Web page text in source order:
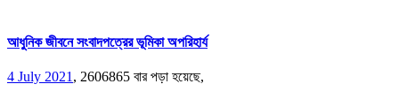
আধুনিক জীবনে সংবাদপত্রের ভূমিকা অপরিহার্য
4 July 2021 , 2606865 বার পড়া হয়েছে,